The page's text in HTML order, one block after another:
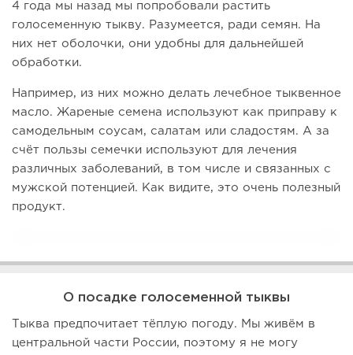
4 года мы назад мы попробовали растить
голосеменную тыкву. Разумеется, ради семян. На
них нет оболочки, они удобны для дальнейшей
обработки.
Например, из них можно делать лечебное тыквенное
масло. Жареные семена используют как приправу к
самодельным соусам, салатам или сладостям. А за
счёт пользы семечки используют для лечения
различных заболеваний, в том числе и связанных с
мужской потенцией. Как видите, это очень полезный
продукт.
О посадке голосеменной тыквы
Тыква предпочитает тёплую погоду. Мы живём в
центральной части России, поэтому я не могу